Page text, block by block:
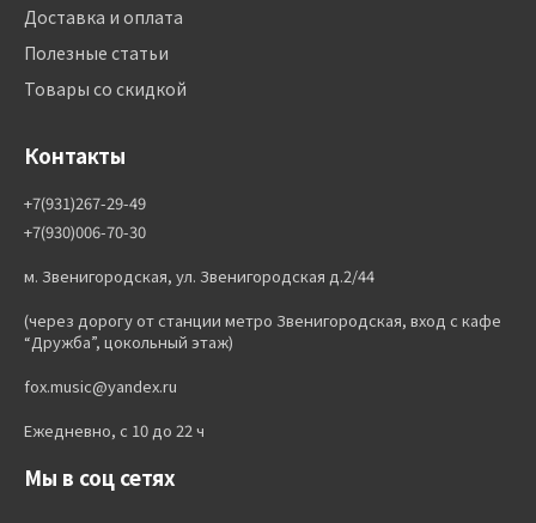
Доставка и оплата
Полезные статьи
Товары со скидкой
Контакты
+7(931)267-29-49
+7(930)006-70-30
м. Звенигородская, ул. Звенигородская д.2/44
(через дорогу от станции метро Звенигородская, вход с кафе
“Дружба”, цокольный этаж)
fox.music@yandex.ru
Ежедневно, с 10 до 22 ч
Мы в соц сетях